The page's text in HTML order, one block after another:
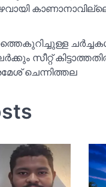
സീറ്റ്
ചെന്നിത്തല